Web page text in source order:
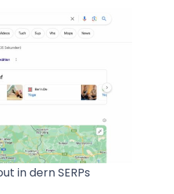
in dern SERPs